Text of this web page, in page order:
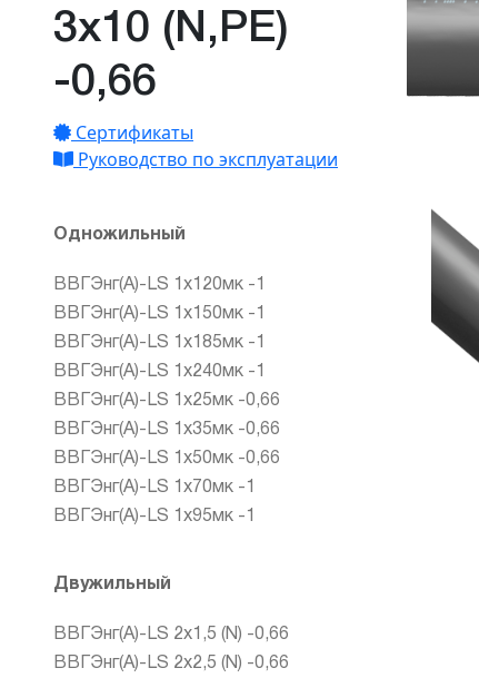
3х10 (N,PE)
-0,66
Сертификаты
Руководство по эксплуатации
Одножильный
ВВГЭнг(А)-LS 1х120мк -1
ВВГЭнг(А)-LS 1х150мк -1
ВВГЭнг(А)-LS 1х185мк -1
ВВГЭнг(А)-LS 1х240мк -1
ВВГЭнг(А)-LS 1х25мк -0,66
ВВГЭнг(А)-LS 1х35мк -0,66
ВВГЭнг(А)-LS 1х50мк -0,66
ВВГЭнг(А)-LS 1х70мк -1
ВВГЭнг(А)-LS 1х95мк -1
Двужильный
ВВГЭнг(А)-LS 2х1,5 (N) -0,66
ВВГЭнг(А)-LS 2х2,5 (N) -0,66